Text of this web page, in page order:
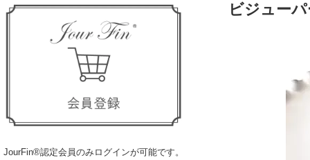
JourFin®認定会員のみログインが可能です。
ビジュー